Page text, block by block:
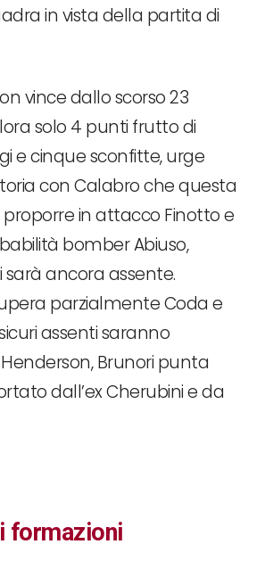
in vista della partita di
vince dallo scorso 23
solo 4 punti frutto di
e cinque sconfitte, urge
con Calabro che questa
in attacco Finotto e
bomber Abiuso,
ancora assente.
parzialmente Coda e
assenti saranno
Brunori punta
dall’ex Cherubini e da
formazioni